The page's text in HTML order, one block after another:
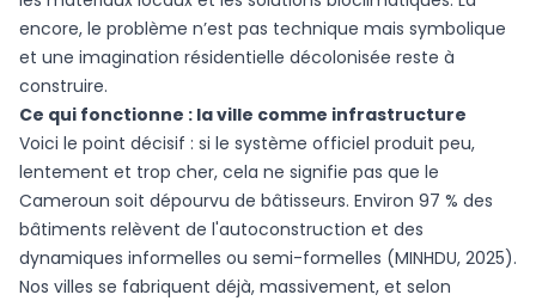
encore, le problème n’est pas technique mais symbolique
et une imagination résidentielle décolonisée reste à
construire.
Ce qui fonctionne : la ville comme infrastructure
Voici le point décisif : si le système officiel produit peu,
lentement et trop cher, cela ne signifie pas que le
Cameroun soit dépourvu de bâtisseurs. Environ 97 % des
bâtiments relèvent de l'autoconstruction et des
dynamiques informelles ou semi-formelles (MINHDU, 2025).
Nos villes se fabriquent déjà, massivement, et selon